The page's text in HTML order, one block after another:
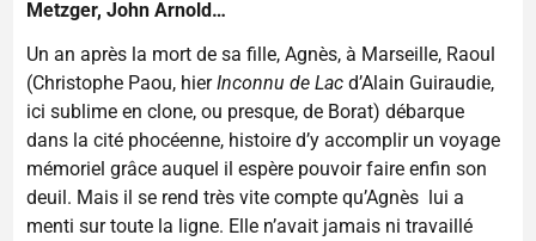
Metzger, John Arnold…
Un an après la mort de sa fille, Agnès, à Marseille, Raoul
(Christophe Paou, hierInconnu de Lacd’Alain Guiraudie,
ici sublime en clone, ou presque, de Borat) débarque
dans la cité phocéenne, histoire d’y accomplir un voyage
mémoriel grâce auquel il espère pouvoir faire enfin son
deuil. Mais il se rend très vite compte qu’Agnès lui a
menti sur toute la ligne. Elle n’avait jamais ni travaillé